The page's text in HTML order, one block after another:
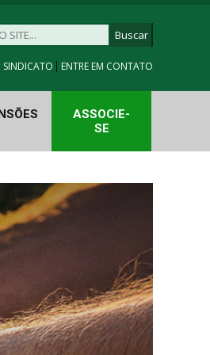
SINDICATO | ENTRE EM CONTATO
ASSOCIE-
SE